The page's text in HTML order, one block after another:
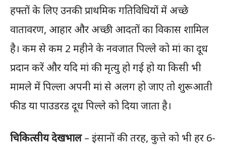
हफ्तों के लिए उनकी प्राथमिक गतिविधियों में अच्छे
वातावरण, आहार और अच्छी आदतों का विकास शामिल
है। कम से कम 2 महीने के नवजात पिल्ले को मां का दूध
प्रदान करें और यदि मां की मृत्यु हो गई हो या किसी भी
मामले में पिल्ला अपनी मां से अलग हो जाए तो शुरूआती
फीड या पाउडरड दूध पिल्ले को दिया जाता है।
चिकित्सीय देखभाल– इंसानों की तरह, कुत्ते को भी हर 6-